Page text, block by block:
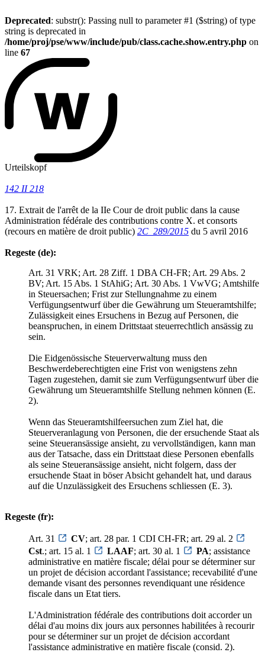
Deprecated: substr(): Passing null to parameter #1 ($string) of type
string is deprecated in
/home/proj/pse/www/include/pub/class.cache.show.entry.php on
line 67
Urteilskopf
142 II 218
17. Extrait de l'arrêt de la IIe Cour de droit public dans la cause
Administration fédérale des contributions contre X. et consorts
(recours en matière de droit public) 2C_289/2015 du 5 avril 2016
Regeste (de):
Art. 31 VRK; Art. 28 Ziff. 1 DBA CH-FR; Art. 29 Abs. 2
BV; Art. 15 Abs. 1 StAhiG; Art. 30 Abs. 1 VwVG; Amtshilfe
in Steuersachen; Frist zur Stellungnahme zu einem
Verfügungsentwurf über die Gewährung um Steueramtshilfe;
Zulässigkeit eines Ersuchens in Bezug auf Personen, die
beanspruchen, in einem Drittstaat steuerrechtlich ansässig zu
sein.
Die Eidgenössische Steuerverwaltung muss den
Beschwerdeberechtigten eine Frist von wenigstens zehn
Tagen zugestehen, damit sie zum Verfügungsentwurf über die
Gewährung um Steueramtshilfe Stellung nehmen können (E.
2).
Wenn das Steueramtshilfeersuchen zum Ziel hat, die
Steuerveranlagung von Personen, die der ersuchende Staat als
seine Steueransässige ansieht, zu vervollständigen, kann man
aus der Tatsache, dass ein Drittstaat diese Personen ebenfalls
als seine Steueransässige ansieht, nicht folgern, dass der
ersuchende Staat in böser Absicht gehandelt hat, und daraus
auf die Unzulässigkeit des Ersuchens schliessen (E. 3).
Regeste (fr):
Art. 31 CV; art. 28 par. 1 CDI CH-FR; art. 29 al. 2
Cst.; art. 15 al. 1 LAAF; art. 30 al. 1 PA; assistance
administrative en matière fiscale; délai pour se déterminer sur
un projet de décision accordant l'assistance; recevabilité d'une
demande visant des personnes revendiquant une résidence
fiscale dans un Etat tiers.
L'Administration fédérale des contributions doit accorder un
délai d'au moins dix jours aux personnes habilitées à recourir
pour se déterminer sur un projet de décision accordant
l'assistance administrative en matière fiscale (consid. 2).